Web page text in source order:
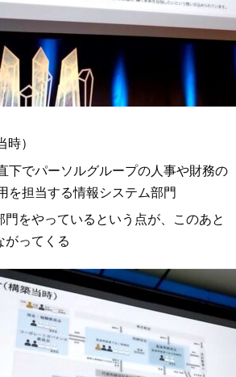
）
下でパーソルグループの人事や財務の
を担当する情報システム部門
門をやっているという点が、このあと
がってくる